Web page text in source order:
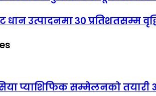
धान उत्पादनमा ३० प्रतिशतसम्म
प्याशिफिक सम्मेलनको तयारी